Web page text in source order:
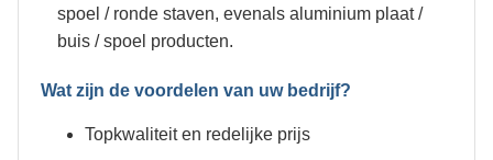
spoel / ronde staven, evenals aluminium plaat /
buis / spoel producten.
Wat zijn de voordelen van uw bedrijf?
Topkwaliteit en redelijke prijs